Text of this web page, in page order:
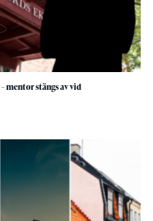
mentor stängs av vid